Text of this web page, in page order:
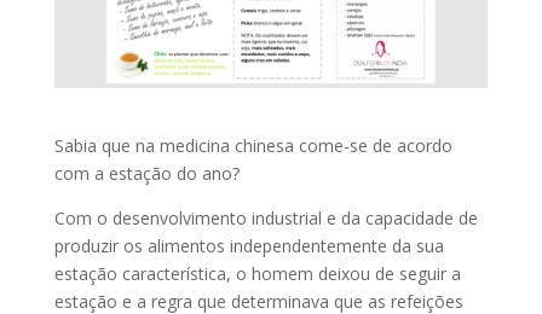
Sabia que na medicina chinesa come-se de acordo
com a estação do ano?
Com o desenvolvimento industrial e da capacidade de
produzir os alimentos independentemente da sua
estação característica, o homem deixou de seguir a
estação e a regra que determinava que as refeições